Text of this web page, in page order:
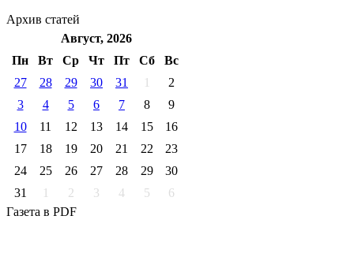
Архив статей
Август, 2026
Пн
Вт Ср Чт Пт Cб
Вс
27
28 29 30 31 1
2
3
4 5 6 7 8
9
10
11 12 13 14 15
16
17
18 19 20 21 22
23
24
25 26 27 28 29
30
31
1 2 3 4 5
6
Газета в PDF